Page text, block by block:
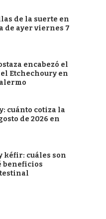
de la suerte en
de ayer viernes 7
encabezó el
Etchechoury en
cuánto cotiza la
de 2026 en
kéfir: cuáles son
beneficios